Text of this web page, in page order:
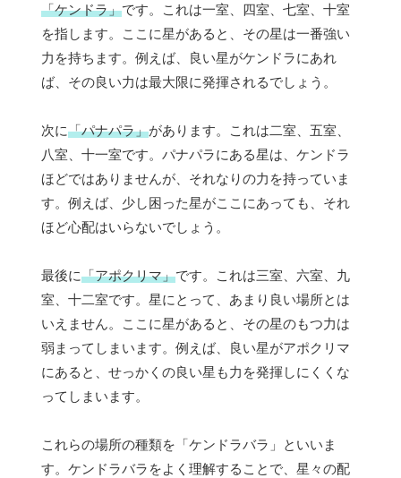
「ケンドラ」です。これは一室、四室、七室、十室
を指します。ここに星があると、その星は一番強い
力を持ちます。例えば、良い星がケンドラにあれ
ば、その良い力は最大限に発揮されるでしょう。
次に「パナパラ」があります。これは二室、五室、
八室、十一室です。パナパラにある星は、ケンドラ
ほどではありませんが、それなりの力を持っていま
す。例えば、少し困った星がここにあっても、それ
ほど心配はいらないでしょう。
最後に「アポクリマ」です。これは三室、六室、九
室、十二室です。星にとって、あまり良い場所とは
いえません。ここに星があると、その星のもつ力は
弱まってしまいます。例えば、良い星がアポクリマ
にあると、せっかくの良い星も力を発揮しにくくな
ってしまいます。
これらの場所の種類を「ケンドラバラ」といいま
す。ケンドラバラをよく理解することで、星々の配